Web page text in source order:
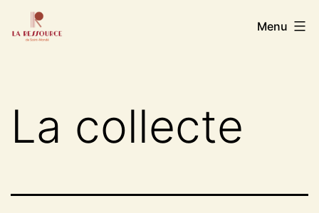
auLa
Mandé
Menu
La collecte